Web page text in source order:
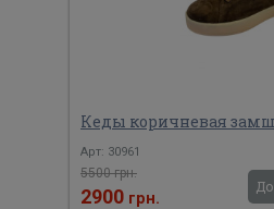
Кеды коричневая
Арт: 30961
5500 грн.
2900 грн.